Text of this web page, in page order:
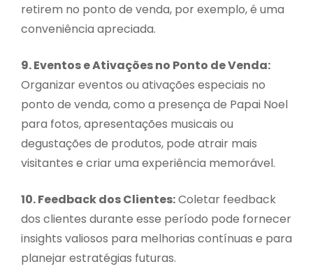
retirem no ponto de venda, por exemplo, é uma
conveniência apreciada.
9. Eventos e Ativações no Ponto de Venda:
Organizar eventos ou ativações especiais no
ponto de venda, como a presença de Papai Noel
para fotos, apresentações musicais ou
degustações de produtos, pode atrair mais
visitantes e criar uma experiência memorável.
10. Feedback dos Clientes:Coletar feedback
dos clientes durante esse período pode fornecer
insights valiosos para melhorias contínuas e para
planejar estratégias futuras.